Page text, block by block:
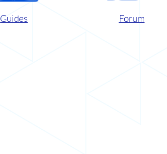
Guides Forum